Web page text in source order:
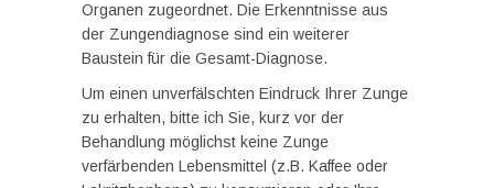
Organen zugeordnet. Die Erkenntnisse aus
der Zungendiagnose sind ein weiterer
Baustein für die Gesamt-Diagnose.
Um einen unverfälschten Eindruck Ihrer Zunge
zu erhalten, bitte ich Sie, kurz vor der
Behandlung möglichst keine Zunge
verfärbenden Lebensmittel (z.B. Kaffee oder